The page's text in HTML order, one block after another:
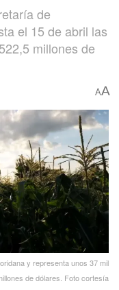
de
el 15 de abril las
millones de
AA
y representa unos 37 mil
de dólares. Foto cortesía